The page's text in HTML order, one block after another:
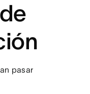
pasar